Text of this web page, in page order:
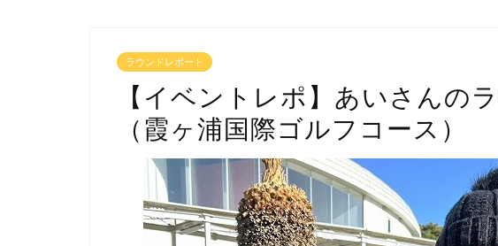
ラウンドレポート
【イベントレポ】あいさんの
（霞ヶ浦国際ゴルフコース）